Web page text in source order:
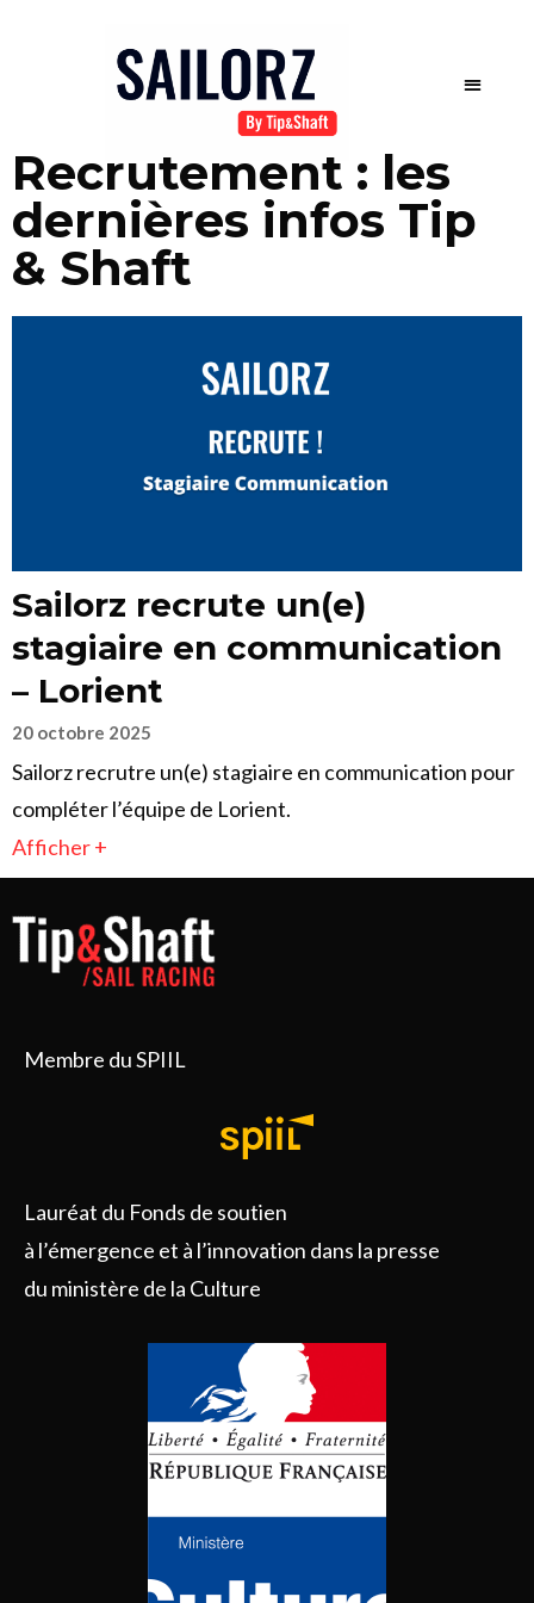
Recrutement : les
dernières infos Tip
& Shaft
Sailorz recrute un(e)
stagiaire en communication
– Lorient
20 octobre 2025
Sailorz recrutre un(e) stagiaire en communication pour
compléter l’équipe de Lorient.
Afficher +
Membre du SPIIL
Lauréat du Fonds de soutien
à l’émergence et à l’innovation dans la presse
du ministère de la Culture